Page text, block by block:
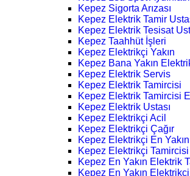
Kepez Sigorta Arızası
Kepez Elektrik Tamir
Kepez Elektrik Tesisat
Kepez Taahhüt İşleri
Kepez Elektrikçi Yakın
Kepez Bana Yakın
Kepez Elektrik Servis
Kepez Elektrik Tamircisi
Kepez Elektrik Tamircisi
Kepez Elektrik Ustası
Kepez Elektrikçi Acil
Kepez Elektrikçi Çağır
Kepez Elektrikçi En Yakın
Kepez Elektrikçi Tamircisi
Kepez En Yakın Elektrik
Kepez En Yakın Elektrikci